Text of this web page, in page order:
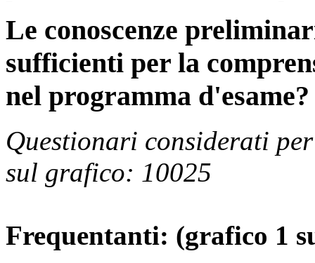
Le conoscenze
sufficienti per la
nel programma d'esame?
Questionari considerati
sul grafico: 10025
Frequentanti: (grafico 1